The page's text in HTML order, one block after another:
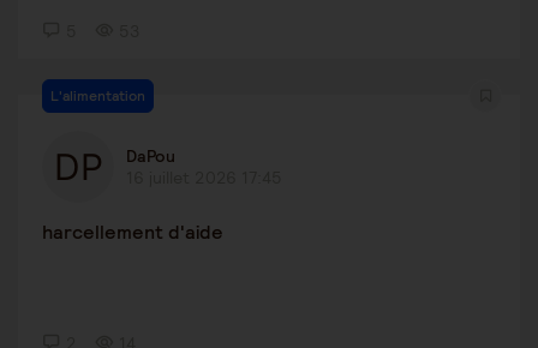
L'alimentation
DaPou
harcellement d'aide